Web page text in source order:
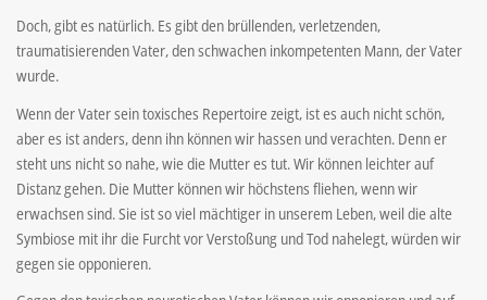
Doch, gibt es natürlich. Es gibt den brüllenden, verletzenden,
traumatisierenden Vater, den schwachen inkompetenten Mann, der Vater
wurde.
Wenn der Vater sein toxisches Repertoire zeigt, ist es auch nicht schön,
aber es ist anders, denn ihn können wir hassen und verachten. Denn er
steht uns nicht so nahe, wie die Mutter es tut. Wir können leichter auf
Distanz gehen. Die Mutter können wir höchstens fliehen, wenn wir
erwachsen sind. Sie ist so viel mächtiger in unserem Leben, weil die alte
Symbiose mit ihr die Furcht vor Verstoßung und Tod nahelegt, würden wir
gegen sie opponieren.